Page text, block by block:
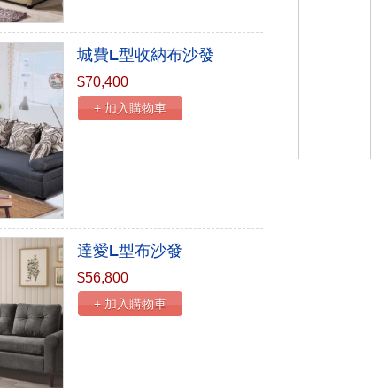
城費L型收納布沙發
$70,400
+ 加入購物車
達愛L型布沙發
$56,800
+ 加入購物車